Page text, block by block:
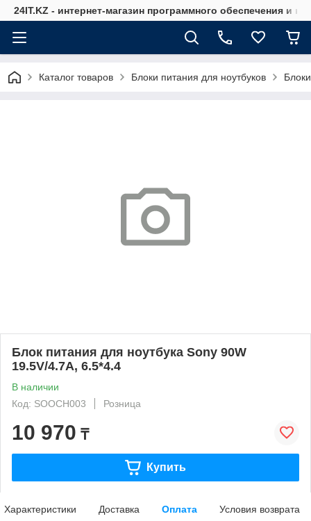
24IT.KZ - интернет-магазин программного обеспечения и
Каталог товаров Блоки питания для ноутбуков
Блок питания для ноутбука Sony 90W
19.5V/4.7A, 6.5*4.4
В наличии
Код: SOOCH003
Розница
10 970 ₸
Купить
Характеристики Доставка Оплата Условия возврата